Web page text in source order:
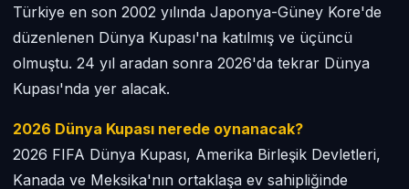
Türkiye en son 2002 yılında Japonya-Güney Kore'de
düzenlenen Dünya Kupası'na katılmış ve üçüncü
olmuştu. 24 yıl aradan sonra 2026'da tekrar Dünya
Kupası'nda yer alacak.
2026 Dünya Kupası nerede oynanacak?
2026 FIFA Dünya Kupası, Amerika Birleşik Devletleri,
Kanada ve Meksika'nın ortaklaşa ev sahipliğinde